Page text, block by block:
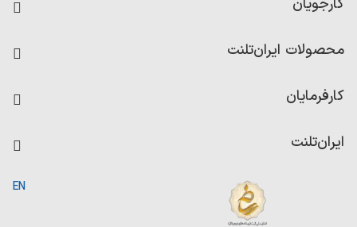
کارجویان
رزومه ساز
امتیاز شرکت‌ها
محصولات ایران‌تلنت
کاردیکس
کارفرمایان
ایران‌تلنت
EN